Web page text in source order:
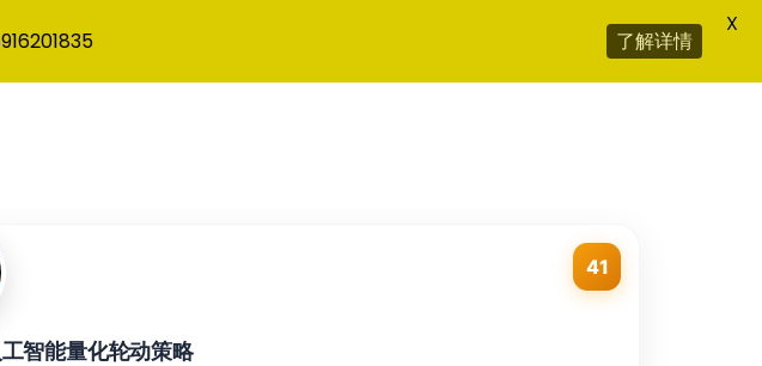
41
智能量化轮动策略
了解详情
X